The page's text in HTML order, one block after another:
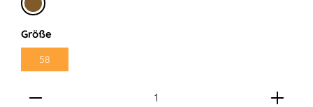
Rehbraun
Größeauswählen
58
Produkt Anzahl: Gib den gewünschten Wert ein